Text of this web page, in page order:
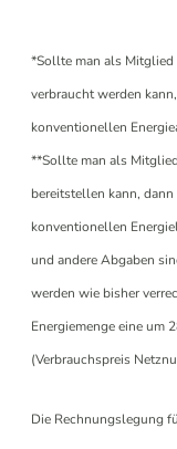
*Sollte man als Mitglied
verbraucht werden
konventionellen
**Sollte man als
bereitstellen kann,
konventionellen
und andere Abgaben
werden wie bisher
Energiemenge eine um
(Verbrauchspreis
Die Rechnungslegung